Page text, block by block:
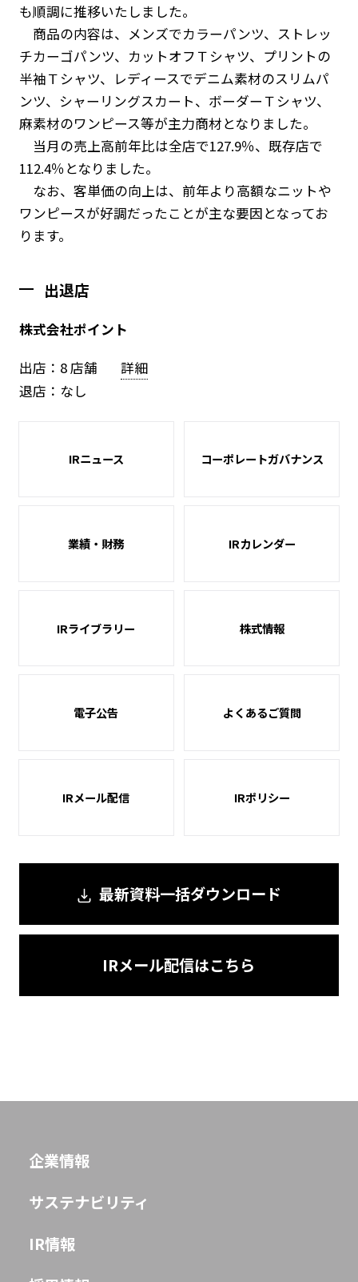
も順調に推移いたしました。
商品の内容は、メンズでカラーパンツ、ストレッ
チカーゴパンツ、カットオフＴシャツ、プリントの
半袖Ｔシャツ、レディースでデニム素材のスリムパ
ンツ、シャーリングスカート、ボーダーＴシャツ、
麻素材のワンピース等が主力商材となりました。
当月の売上高前年比は全店で127.9％、既存店で
112.4％となりました。
なお、客単価の向上は、前年より高額なニットや
ワンピースが好調だったことが主な要因となってお
ります。
出退店
株式会社ポイント
出店：8 店舗
詳細
退店：なし
IRニュース コーポレートガバナンス
業績・財務 IRカレンダー
IRライブラリー 株式情報
電子公告 よくあるご質問
IRメール配信 IRポリシー
最新資料一括ダウンロード
IRメール配信はこちら
企業情報
サステナビリティ
IR情報